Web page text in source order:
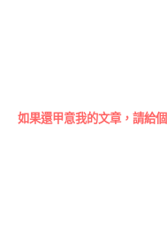
如果還甲意我的文章，請給